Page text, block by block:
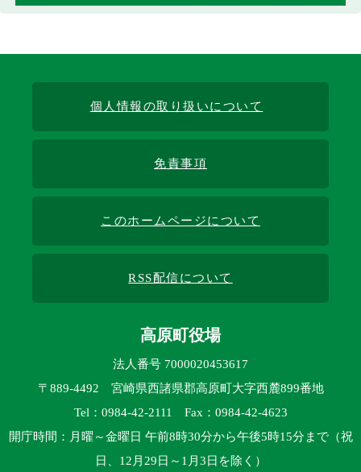
個人情報の取り扱いについて
免責事項
このホームページについて
RSS配信について
高原町役場
法人番号 7000020453617
〒889-4492 宮崎県西諸県郡高原町大字西麓899番地
Tel：0984-42-2111 Fax：0984-42-4623
開庁時間：月曜～金曜日 午前8時30分から午後5時15分まで（祝
日、12月29日～1月3日を除く）